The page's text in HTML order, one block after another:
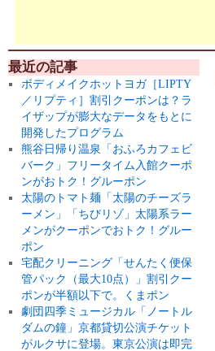
最近の記事
ボディメイクホットヨガ［LIPTY
／リプティ］割引クーポンは？ラ
イザップが膨大なデータをもとに
開発したプログラム
熊谷日帰り温泉「おふろカフェビ
バーク」フリータイム入館クーポ
ンがおトク！グルーポン
太陽のトマト麺「太陽のチーズラ
ーメン」「ちびリゾ」太陽系ラー
メンがクーポンでおトク！グルー
ポン
宅配クリーニング「せんたく便保
管パック（最大10点）」割引クー
ポンが半額以下で。くまポン
劇団四季ミュージカル「ノートル
ダムの鐘」京都貸切公演チケット
がルクサに登場。東京公演は即完